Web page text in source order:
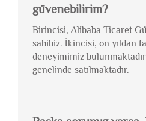
güvenebilirim?
Birincisi, Alibaba Ticaret
sahibiz. İkincisi, on yıldan
deneyimimiz
genelinde satılmaktadır.